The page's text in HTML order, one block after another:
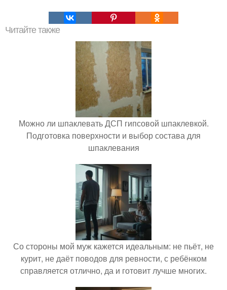
Читайте также
Можно ли шпаклевать ДСП гипсовой шпаклевкой.
Подготовка поверхности и выбор состава для
шпаклевания
Со стороны мой муж кажется идеальным: не пьёт, не
курит, не даёт поводов для ревности, с ребёнком
справляется отлично, да и готовит лучше многих.